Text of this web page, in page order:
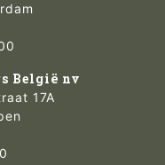
België nv
17A